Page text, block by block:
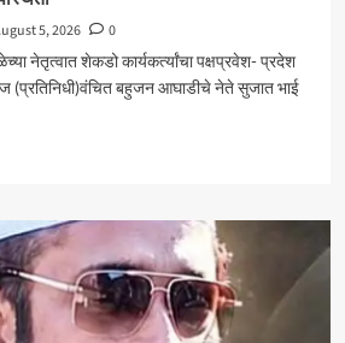
5, 2026
0
नेतृत्वात शेकडो कार्यकर्त्यांचा पक्षप्रवेश- प्रदेश
(प्रतिनिधी)वंचित बहुजन आघाडीचे नेते सुजात भाई